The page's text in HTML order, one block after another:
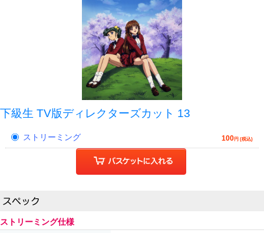
下級生 TV版ディレクターズカット 13
ストリーミング 100円 (税込)
ストリーミング仕様